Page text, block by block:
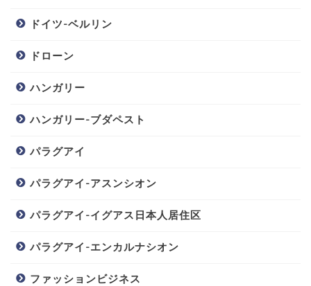
ドイツ-ベルリン
ドローン
ハンガリー
ハンガリー-ブダペスト
パラグアイ
パラグアイ-アスンシオン
パラグアイ-イグアス日本人居住区
パラグアイ-エンカルナシオン
ファッションビジネス